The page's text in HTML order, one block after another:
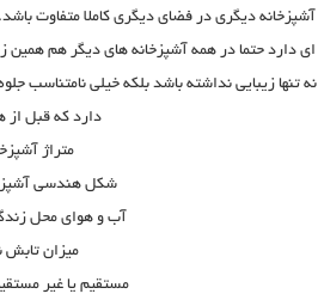
آشپزخانه دیگری در فضای دیگری کاملا متفاوت
ای دارد حتما در همه آشپزخانه های دیگر هم
نه تنها زیبایی نداشته باشد بلکه خیلی نامتناسب
دارد که قبل از
متراژ
شکل هندسی
آب و هوای محل
میزان تابش
مستقیم یا غیر